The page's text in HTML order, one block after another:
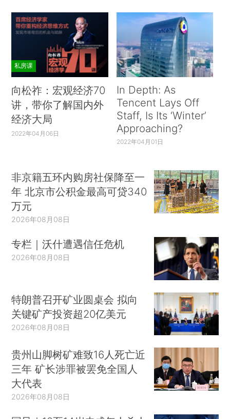
私房课
向松祚：宏观经济70
讲，带你了解国内外
经济大局
2022年04月06日
In Depth: As
Tencent Lays Off
Staff, Is Its ‘Winter’
Approaching?
2022年04月01日
非京籍五环内购房社保降至一
年 北京市公积金最高可贷340
万元
2026年08月08日
专栏｜沃什遭遇信任危机
2026年08月08日
特朗普召开矿业圆桌会 拟向
关键矿产投资超20亿美元
2026年08月08日
贵州山脚树矿难致16人死亡近
三年 矿长涉罪被罢免全国人
大代表
2026年08月08日